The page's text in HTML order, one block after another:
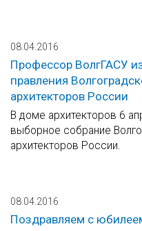
08.04.2016
Профессор ВолгГАСУ
правления
архитекторов России
В доме архитекторов 6
выборное собрание
архитекторов России.
08.04.2016
Поздравляем с